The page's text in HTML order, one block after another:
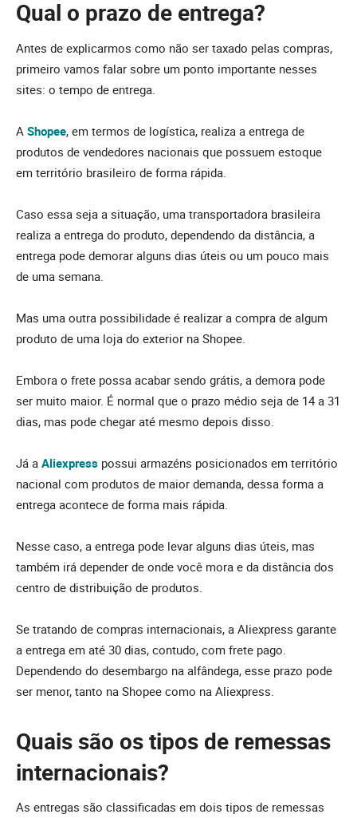
Qual o prazo de entrega?
Antes de explicarmos como não ser taxado pelas compras,
primeiro vamos falar sobre um ponto importante nesses
sites: o tempo de entrega.
A Shopee, em termos de logística, realiza a entrega de
produtos de vendedores nacionais que possuem estoque
em território brasileiro de forma rápida.
Caso essa seja a situação, uma transportadora brasileira
realiza a entrega do produto, dependendo da distância, a
entrega pode demorar alguns dias úteis ou um pouco mais
de uma semana.
Mas uma outra possibilidade é realizar a compra de algum
produto de uma loja do exterior na Shopee.
Embora o frete possa acabar sendo grátis, a demora pode
ser muito maior. É normal que o prazo médio seja de 14 a 31
dias, mas pode chegar até mesmo depois disso.
Já a Aliexpress possui armazéns posicionados em território
nacional com produtos de maior demanda, dessa forma a
entrega acontece de forma mais rápida.
Nesse caso, a entrega pode levar alguns dias úteis, mas
também irá depender de onde você mora e da distância dos
centro de distribuição de produtos.
Se tratando de compras internacionais, a Aliexpress garante
a entrega em até 30 dias, contudo, com frete pago.
Dependendo do desembargo na alfândega, esse prazo pode
ser menor, tanto na Shopee como na Aliexpress.
Quais são os tipos de remessas
internacionais?
As entregas são classificadas em dois tipos de remessas